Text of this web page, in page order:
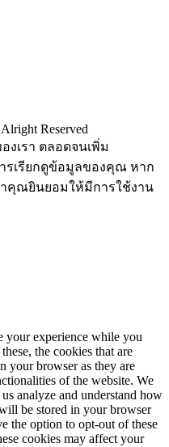
งเรา ตลอดจนเพิ่ม
เรียกดูข้อมูลของคุณ หาก
คุณยินยอมให้มีการใช้งาน
your experience while you
the cookies that are
your browser as they are
of the website. We
analyze and understand how
be stored in your browser
the option to opt-out of these
cookies may affect your